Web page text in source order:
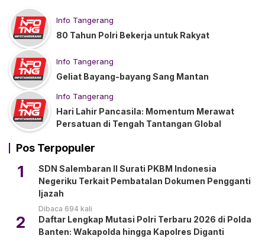
Info Tangerang
80 Tahun Polri Bekerja untuk Rakyat
Info Tangerang
Geliat Bayang-bayang Sang Mantan
Info Tangerang
Hari Lahir Pancasila: Momentum Merawat
Persatuan di Tengah Tantangan Global
Pos Terpopuler
1
SDN Salembaran II Surati PKBM Indonesia
Negeriku Terkait Pembatalan Dokumen Pengganti
Ijazah
Dibaca 694 kali
2
Daftar Lengkap Mutasi Polri Terbaru 2026 di Polda
Banten: Wakapolda hingga Kapolres Diganti